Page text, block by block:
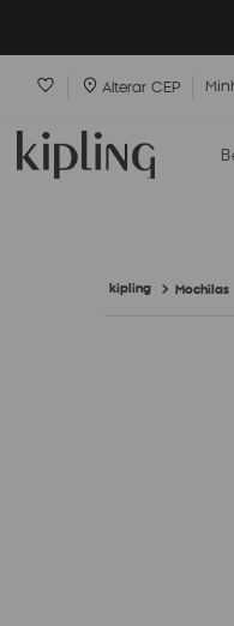
Alterar CEP
Mochilas